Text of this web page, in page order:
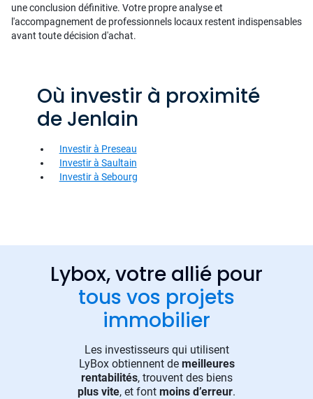
une conclusion définitive. Votre propre analyse et
l'accompagnement de professionnels locaux restent indispensables
avant toute décision d'achat.
Où investir à proximité
de Jenlain
Investir à Preseau
Investir à Saultain
Investir à Sebourg
Lybox, votre allié pour
tous vos projets
immobilier
Les investisseurs qui utilisent
LyBox obtiennent de meilleures
rentabilités, trouvent des biens
plus vite, et font moins d’erreur.